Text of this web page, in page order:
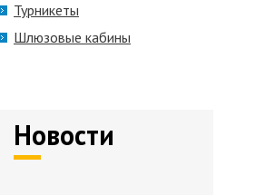
Турникеты
Шлюзовые кабины
Новости